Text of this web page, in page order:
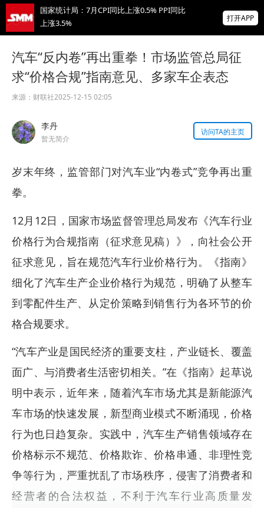
国家统计局：7月CPI同比上涨0.5% PPI同比
上涨3.5%
涨跌互现 贵金属周线大反攻【隔夜行情】
2026 SMM锌业大会圆满落幕！大咖云集 共
寻锌行业破局发展新机遇
为有色行业打造的神器
打开APP
汽车“反内卷”再出重拳！市场监管总局征
求“价格合规”指南意见、多家车企表态
来源： 财联社2025-12-15 02:05
李丹
暂无简介
访问TA的主页
岁末年终，监管部门对汽车业“内卷式”竞争再出重
拳。
12月12日，国家市场监督管理总局发布《汽车行业
价格行为合规指南（征求意见稿）》，向社会公开
征求意见，旨在规范汽车行业价格行为。《指南》
细化了汽车生产企业价格行为规范，明确了从整车
到零配件生产、从定价策略到销售行为各环节的价
格合规要求。
“汽车产业是国民经济的重要支柱，产业链长、覆盖
面广、与消费者生活密切相关。”在《指南》起草说
明中表示，近年来，随着汽车市场尤其是新能源汽
车市场的快速发展，新型商业模式不断涌现，价格
行为也日趋复杂。实践中，汽车生产销售领域存在
价格标示不规范、价格欺诈、价格串通、非理性竞
争等行为，严重扰乱了市场秩序，侵害了消费者和
经营者的合法权益，不利于汽车行业高质量发